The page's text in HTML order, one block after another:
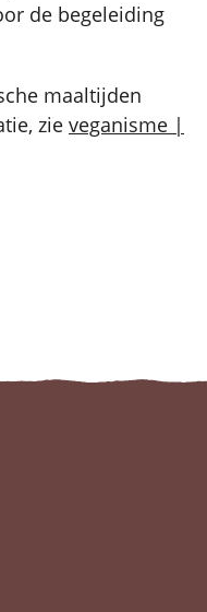
de begeleiding
maaltijden
zie veganisme |